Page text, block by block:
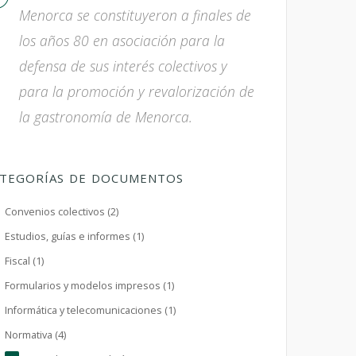
Menorca se constituyeron a finales de
los años 80 en asociación para la
defensa de sus interés colectivos y
para la promoción y revalorización de
la gastronomía de Menorca.
DE DOCUMENTOS
Convenios colectivos (2)
Estudios, guías e informes (1)
Fiscal (1)
Formularios y modelos impresos (1)
Informática y telecomunicaciones (1)
Normativa (4)